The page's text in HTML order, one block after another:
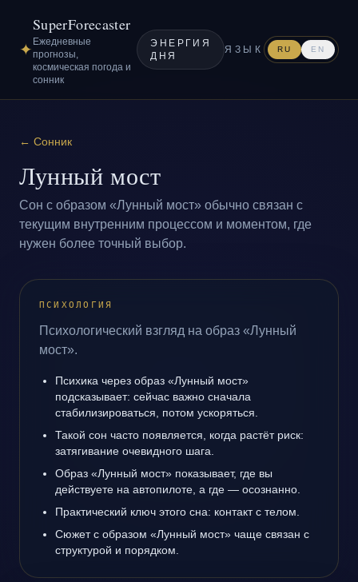
✦
SuperForecaster
Ежедневные
прогнозы,
космическая погода и
сонник
ЭНЕРГИЯ
ДНЯ
ЯЗЫК RU EN
← Сонник
Лунный мост
Сон с образом «Лунный мост» обычно связан с
текущим внутренним процессом и моментом, где
нужен более точный выбор.
ПСИХОЛОГИЯ
Психологический взгляд на образ «Лунный
мост».
Психика через образ «Лунный мост»
подсказывает: сейчас важно сначала
стабилизироваться, потом ускоряться.
Такой сон часто появляется, когда растёт риск:
затягивание очевидного шага.
Образ «Лунный мост» показывает, где вы
действуете на автопилоте, а где — осознанно.
Практический ключ этого сна: контакт с телом.
Сюжет с образом «Лунный мост» чаще связан с
структурой и порядком.